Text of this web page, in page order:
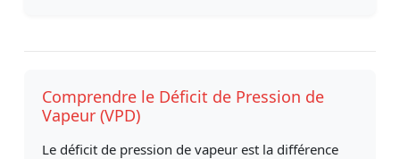
Comprendre le Déficit de Pression de
Vapeur (VPD)
Le déficit de pression de vapeur est la différence